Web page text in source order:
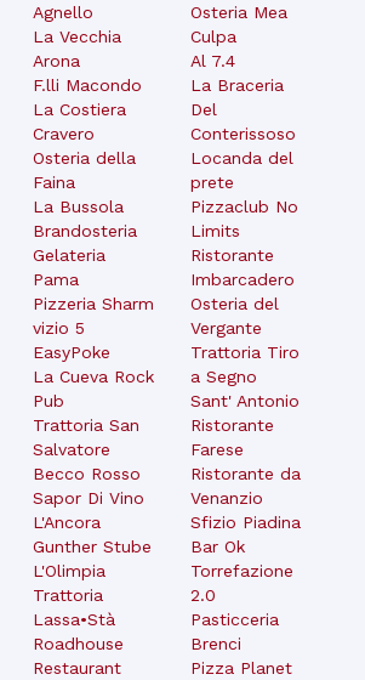
Agnello
La Vecchia
Arona
F.lli Macondo
La Costiera
Cravero
Osteria della
Faina
La Bussola
Brandosteria
Gelateria
Pama
Pizzeria Sharm
vizio 5
EasyPoke
La Cueva Rock
Pub
Trattoria San
Salvatore
Becco Rosso
Sapor Di Vino
L'Ancora
Gunther Stube
L'Olimpia
Trattoria
Lassa•Stà
Roadhouse
Restaurant
Osteria Mea
Culpa
Al 7.4
La Braceria
Del
Conterissoso
Locanda del
prete
Pizzaclub No
Limits
Ristorante
Imbarcadero
Osteria del
Vergante
Trattoria Tiro
a Segno
Sant' Antonio
Ristorante
Farese
Ristorante da
Venanzio
Sfizio Piadina
Bar Ok
Torrefazione
2.0
Pasticceria
Brenci
Pizza Planet